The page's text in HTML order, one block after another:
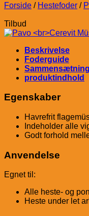
Forside / Hestefoder /
Tilbud
Beskrivelse
Foderguide
Sammensætning
produktindhold
Egenskaber
Havrefrit
Indeholder alle
Godt forhold
Anvendelse
Egnet til:
Alle heste- og
Heste under let